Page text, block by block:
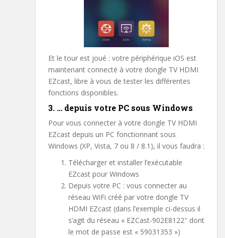
Et le tour est joué : votre périphérique iOS est
maintenant connecté à votre dongle TV HDMI
EZcast, libre à vous de tester les différentes
fonctions disponibles.
3. … depuis votre PC sous Windows
Pour vous connecter à votre dongle TV HDMI
EZcast depuis un PC fonctionnant sous
Windows (XP, Vista, 7 ou 8 / 8.1), il vous faudra :
Télécharger et installer l’exécutable
EZcast pour Windows
Depuis votre PC : vous connecter au
réseau WiFi créé par votre dongle TV
HDMI EZcast (dans l’exemple ci-dessus il
s’agit du réseau « EZCast-902E8122″ dont
le mot de passe est « 59031353 »)